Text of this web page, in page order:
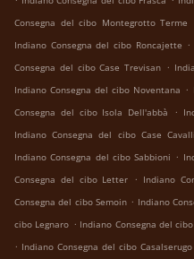
Consegna del cibo Montegrotto Terme
Indiano Consegna del cibo Roncajette .
Consegna del cibo Case Trevisan .
Indiano Consegna del cibo Noventana .
Consegna del cibo Isola Dell'abbà
.
Indiano Consegna del cibo Case
Indiano Consegna del cibo Sabbioni .
Consegna del cibo Letter . Indiano
Consegna del cibo Semoin . Indiano
cibo Legnaro . Indiano Consegna del
. Indiano Consegna del cibo Casalserugo